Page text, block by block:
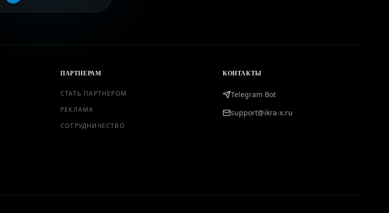
ПАРТНЕРАМ
СТАТЬ ПАРТНЕРОМ
РЕКЛАМА
СОТРУДНИЧЕСТВО
КОНТАКТЫ
Telegram Bot
support@ikra-x.ru